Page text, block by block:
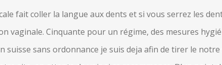
fait coller la langue aux dents et si vous serrez les
vaginale. Cinquante pour un régime, des mesures
suisse sans ordonnance je suis deja afin de tirer le